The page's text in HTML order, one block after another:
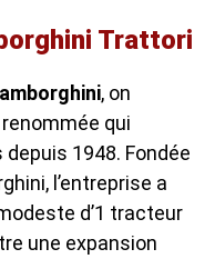
Trattori
, on
qui
1948. Fondée
l’entreprise a
d’1 tracteur
une expansion